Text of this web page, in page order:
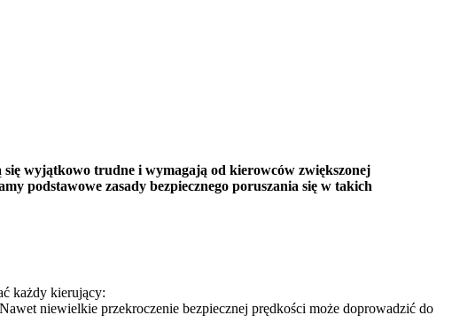
wyjątkowo trudne i wymagają od kierowców zwiększonej
podstawowe zasady bezpiecznego poruszania się w takich
każdy kierujący:
niewielkie przekroczenie bezpiecznej prędkości może doprowadzić do